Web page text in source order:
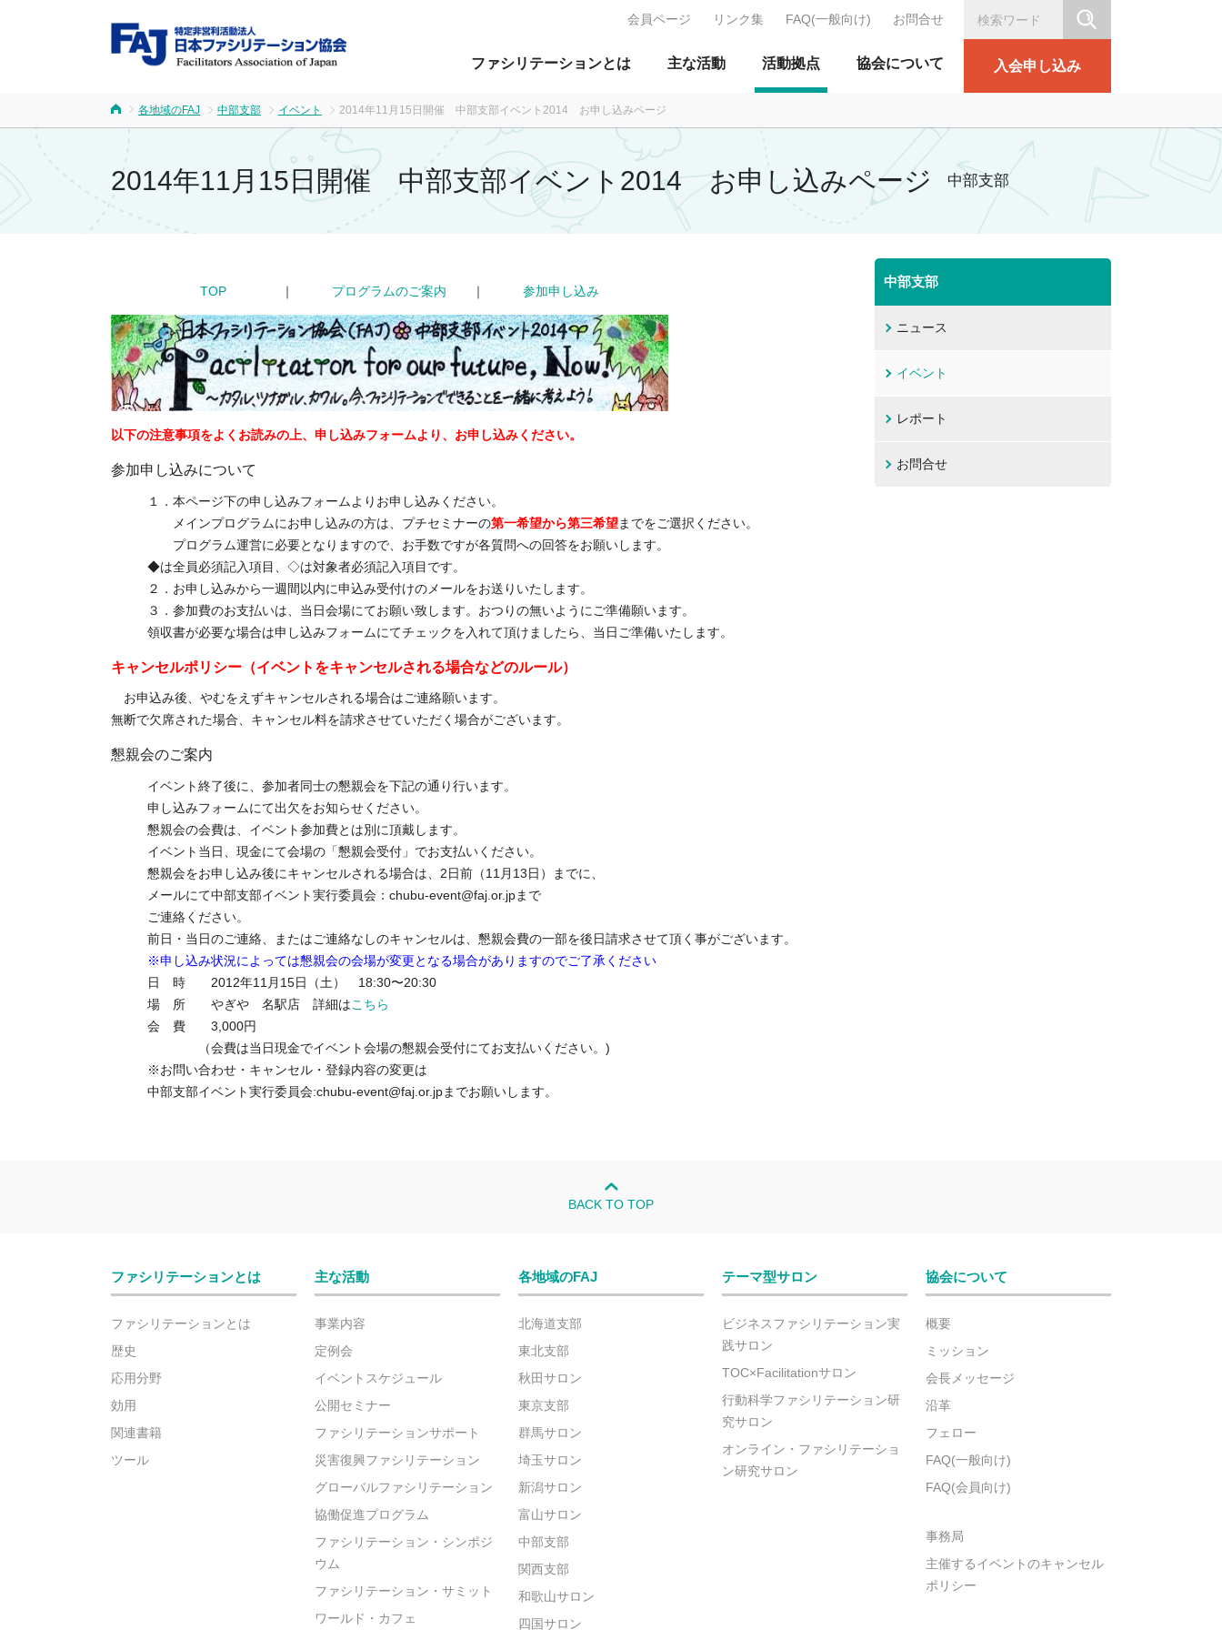
FAJ：特定非営利活動法人 日本ファシリテーション協会
ファシリテーションとは 主な活動 活動拠点 協会について 入会申し込み
会員ページ リンク集 FAQ(一般向け) お問合せ
各地域のFAJ 中部支部 イベント 2014年11月15日開催 中部支部イベント2014 お申し込みページ
2014年11月15日開催 中部支部イベント2014 お申し込みページ 中部支部
TOP ｜ プログラムのご案内 ｜ 参加申し込み
以下の注意事項をよくお読みの上、申し込みフォームより、お申し込みください。
参加申し込みについて
１．本ページ下の申し込みフォームよりお申し込みください。
メインプログラムにお申し込みの方は、プチセミナーの第一希望から第三希望までをご選択ください。
プログラム運営に必要となりますので、お手数ですが各質問への回答をお願いします。
◆は全員必須記入項目、◇は対象者必須記入項目です。
２．お申し込みから一週間以内に申込み受付けのメールをお送りいたします。
３．参加費のお支払いは、当日会場にてお願い致します。おつりの無いようにご準備願います。
領収書が必要な場合は申し込みフォームにてチェックを入れて頂けましたら、当日ご準備いたします。
キャンセルポリシー（イベントをキャンセルされる場合などのルール）
お申込み後、やむをえずキャンセルされる場合はご連絡願います。
無断で欠席された場合、キャンセル料を請求させていただく場合がございます。
懇親会のご案内
イベント終了後に、参加者同士の懇親会を下記の通り行います。
申し込みフォームにて出欠をお知らせください。
懇親会の会費は、イベント参加費とは別に頂戴します。
イベント当日、現金にて会場の「懇親会受付」でお支払いください。
懇親会をお申し込み後にキャンセルされる場合は、2日前（11月13日）までに、
メールにて中部支部イベント実行委員会：chubu-event@faj.or.jpまで
ご連絡ください。
前日・当日のご連絡、またはご連絡なしのキャンセルは、懇親会費の一部を後日請求させて頂く事がございます。
※申し込み状況によっては懇親会の会場が変更となる場合がありますのでご了承ください
日 時 2012年11月15日（土） 18:30〜20:30
場 所 やぎや 名駅店 詳細はこちら
会 費 3,000円
（会費は当日現金でイベント会場の懇親会受付にてお支払いください。)
※お問い合わせ・キャンセル・登録内容の変更は
中部支部イベント実行委員会:chubu-event@faj.or.jpまでお願いします。
中部支部
ニュース
イベント
レポート
お問合せ
BACK TO TOP
ファシリテーションとは
ファシリテーションとは
歴史
応用分野
効用
関連書籍
ツール
主な活動
事業内容
定例会
イベントスケジュール
公開セミナー
ファシリテーションサポート
災害復興ファシリテーション
グローバルファシリテーション
協働促進プログラム
ファシリテーション・シンポジ
ウム
ファシリテーション・サミット
ワールド・カフェ
各地域のFAJ
北海道支部
東北支部
秋田サロン
東京支部
群馬サロン
埼玉サロン
新潟サロン
富山サロン
中部支部
関西支部
和歌山サロン
四国サロン
テーマ型サロン
ビジネスファシリテーション実
践サロン
TOC×Facilitationサロン
行動科学ファシリテーション研
究サロン
オンライン・ファシリテーショ
ン研究サロン
協会について
概要
ミッション
会長メッセージ
沿革
フェロー
FAQ(一般向け)
FAQ(会員向け)
事務局
主催するイベントのキャンセル
ポリシー